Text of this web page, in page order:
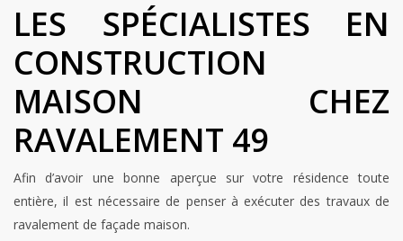
LES SPÉCIALISTES EN
CONSTRUCTION
MAISON CHEZ
RAVALEMENT 49
Afin d’avoir une bonne aperçue sur votre résidence toute
entière, il est nécessaire de penser à exécuter des travaux de
ravalement de façade maison.